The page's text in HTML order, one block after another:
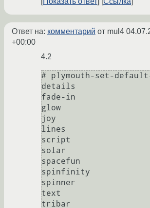
Ответ на: комментарий от mul4
+00:00
4.2
# plymouth-set-
details
fade-in
glow
joy
lines
script
solar
spacefun
spinfinity
spinner
text